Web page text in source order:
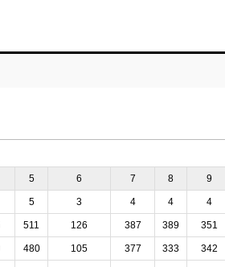
5 6 7 8 9
5 3 4 4 4
511 126 387 389 351
480 105 377 333 342